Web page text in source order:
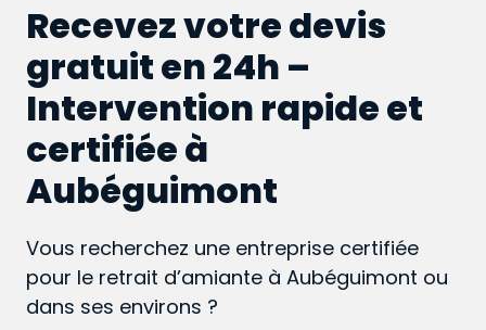
Recevez votre devis
gratuit en 24h –
Intervention rapide et
certifiée à
Aubéguimont
Vous recherchez une entreprise certifiée
pour le retrait d’amiante à Aubéguimont ou
dans ses environs ?